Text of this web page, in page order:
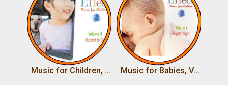
Music for Children, Vol.4 Mozart to Go Music for Babies, Vol.2 Nighty Night